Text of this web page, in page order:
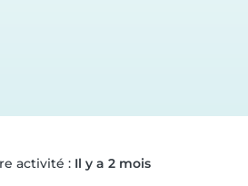
activité : Il y a 2 mois